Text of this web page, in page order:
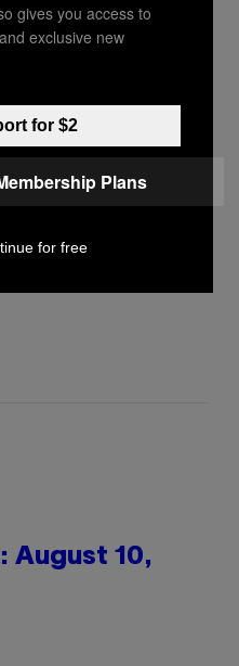
Fast
Stories
August 10,
gives you access to
exclusive new
for $2
Plans
for free